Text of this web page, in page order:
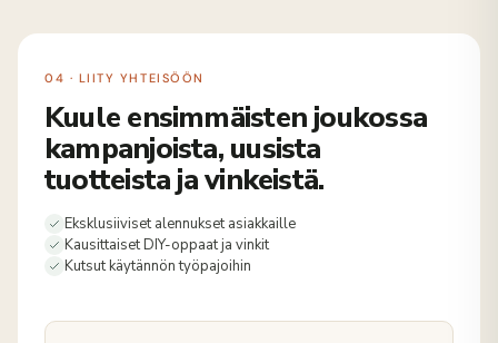
04 · LIITY YHTEISÖÖN
Kuule ensimmäisten joukossa
kampanjoista, uusista
tuotteista ja vinkeistä.
Eksklusiiviset alennukset asiakkaille
Kausittaiset DIY-oppaat ja vinkit
Kutsut käytännön työpajoihin